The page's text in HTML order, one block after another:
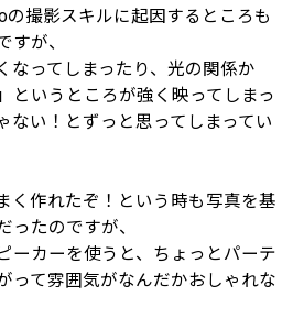
撮影スキルに起因するところも
が、
なってしまったり、光の関係か
というところが強く映ってしまっ
ない！とずっと思ってしまってい
く作れたぞ！という時も写真を基
たのですが、
ーカーを使うと、ちょっとパーテ
って雰囲気がなんだかおしゃれな